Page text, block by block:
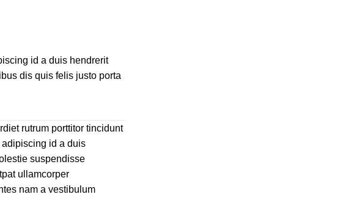
id a duis hendrerit
dis quis felis justo porta
rutrum porttitor tincidunt
adipiscing id a duis
suspendisse
ullamcorper
nam a vestibulum